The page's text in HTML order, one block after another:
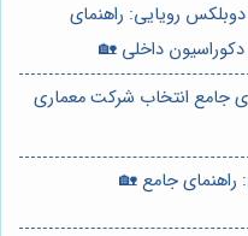
رویایی: راهنمای
داخلی 🏡
جامع انتخاب شرکت معماری
راهنمای جامع 🏡